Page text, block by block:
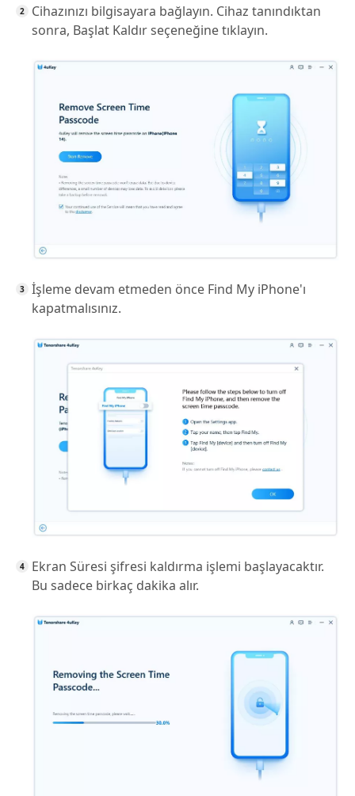
Cihazınızı bilgisayara bağlayın. Cihaz tanındıktan
sonra, Başlat Kaldır seçeneğine tıklayın.
İşleme devam etmeden önce Find My iPhone'ı
kapatmalısınız.
Ekran Süresi şifresi kaldırma işlemi başlayacaktır.
Bu sadece birkaç dakika alır.